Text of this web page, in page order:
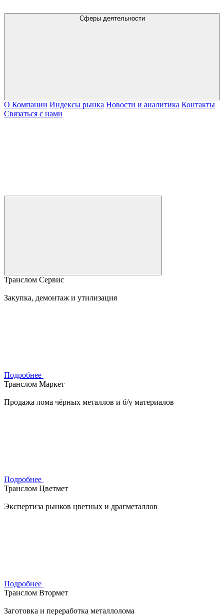
Сферы деятельности
О Компании Индексы рынка Новости и аналитика Контакты
Связаться с нами
Транслом Сервис
Закупка, демонтаж и утилизация
Подробнее
Транслом Маркет
Продажа лома чёрных металлов и б/у материалов
Подробнее
Транслом Цветмет
Экспертиза рынков цветных и драгметаллов
Подробнее
Транслом Втормет
Заготовка и переработка металлолома